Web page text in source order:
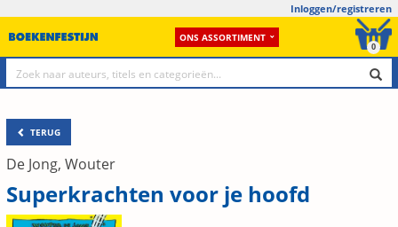
Inloggen/registreren
ONS ASSORTIMENT
0
TERUG
De Jong, Wouter
Superkrachten voor je hoofd